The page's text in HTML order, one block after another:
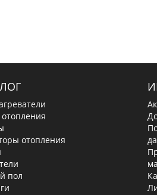
отопления
пол